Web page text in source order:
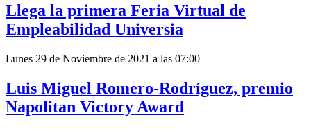
Llega la primera Feria Virtual de
Empleabilidad Universia
Lunes 29 de Noviembre de 2021 a las 07:00
Luis Miguel Romero-Rodríguez, premio
Napolitan Victory Award